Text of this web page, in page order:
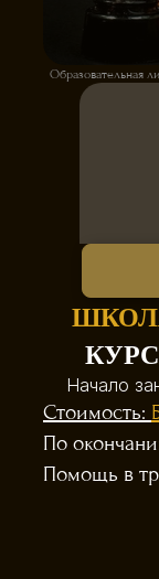
Образовательная
Начало
Стоимость:
По
Помощь в